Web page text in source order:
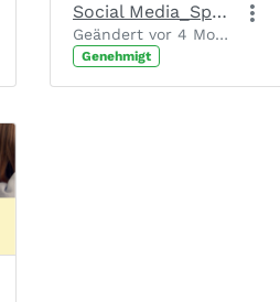
Social Media_Spendenaufruf_Slide 1_Motiv 2
Geändert vor 4 Monaten von Chantal Josten.
Genehmigt